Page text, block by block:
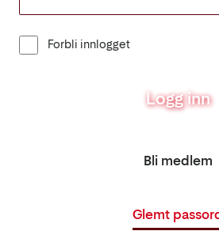
Forbli innlogget
Logg inn
Bli medlem
Glemt